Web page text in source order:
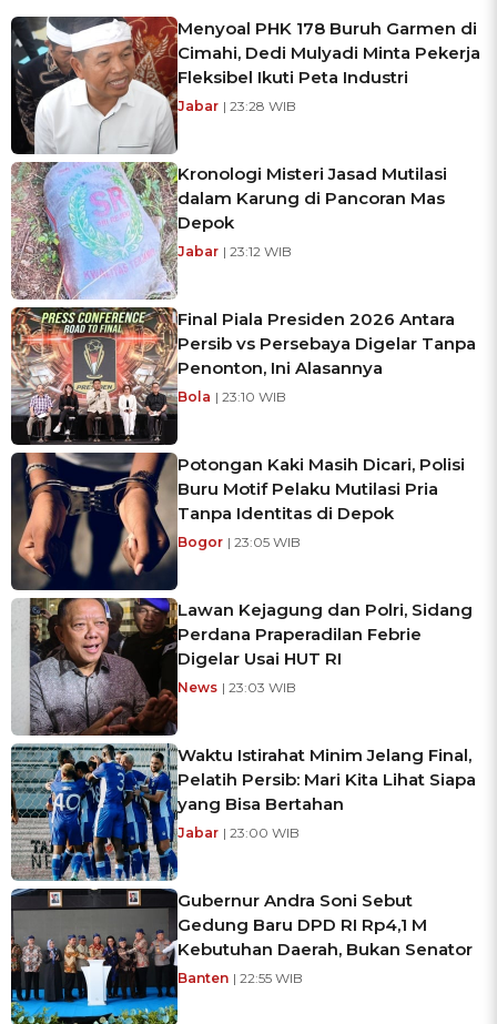
Menyoal PHK 178 Buruh Garmen di
Cimahi, Dedi Mulyadi Minta Pekerja
Fleksibel Ikuti Peta Industri
Jabar | 23:28 WIB
Kronologi Misteri Jasad Mutilasi
dalam Karung di Pancoran Mas
Depok
Jabar | 23:12 WIB
Final Piala Presiden 2026 Antara
Persib vs Persebaya Digelar Tanpa
Penonton, Ini Alasannya
Bola | 23:10 WIB
Potongan Kaki Masih Dicari, Polisi
Buru Motif Pelaku Mutilasi Pria
Tanpa Identitas di Depok
Bogor | 23:05 WIB
Lawan Kejagung dan Polri, Sidang
Perdana Praperadilan Febrie
Digelar Usai HUT RI
News | 23:03 WIB
Waktu Istirahat Minim Jelang Final,
Pelatih Persib: Mari Kita Lihat Siapa
yang Bisa Bertahan
Jabar | 23:00 WIB
Gubernur Andra Soni Sebut
Gedung Baru DPD RI Rp4,1 M
Kebutuhan Daerah, Bukan Senator
Banten | 22:55 WIB